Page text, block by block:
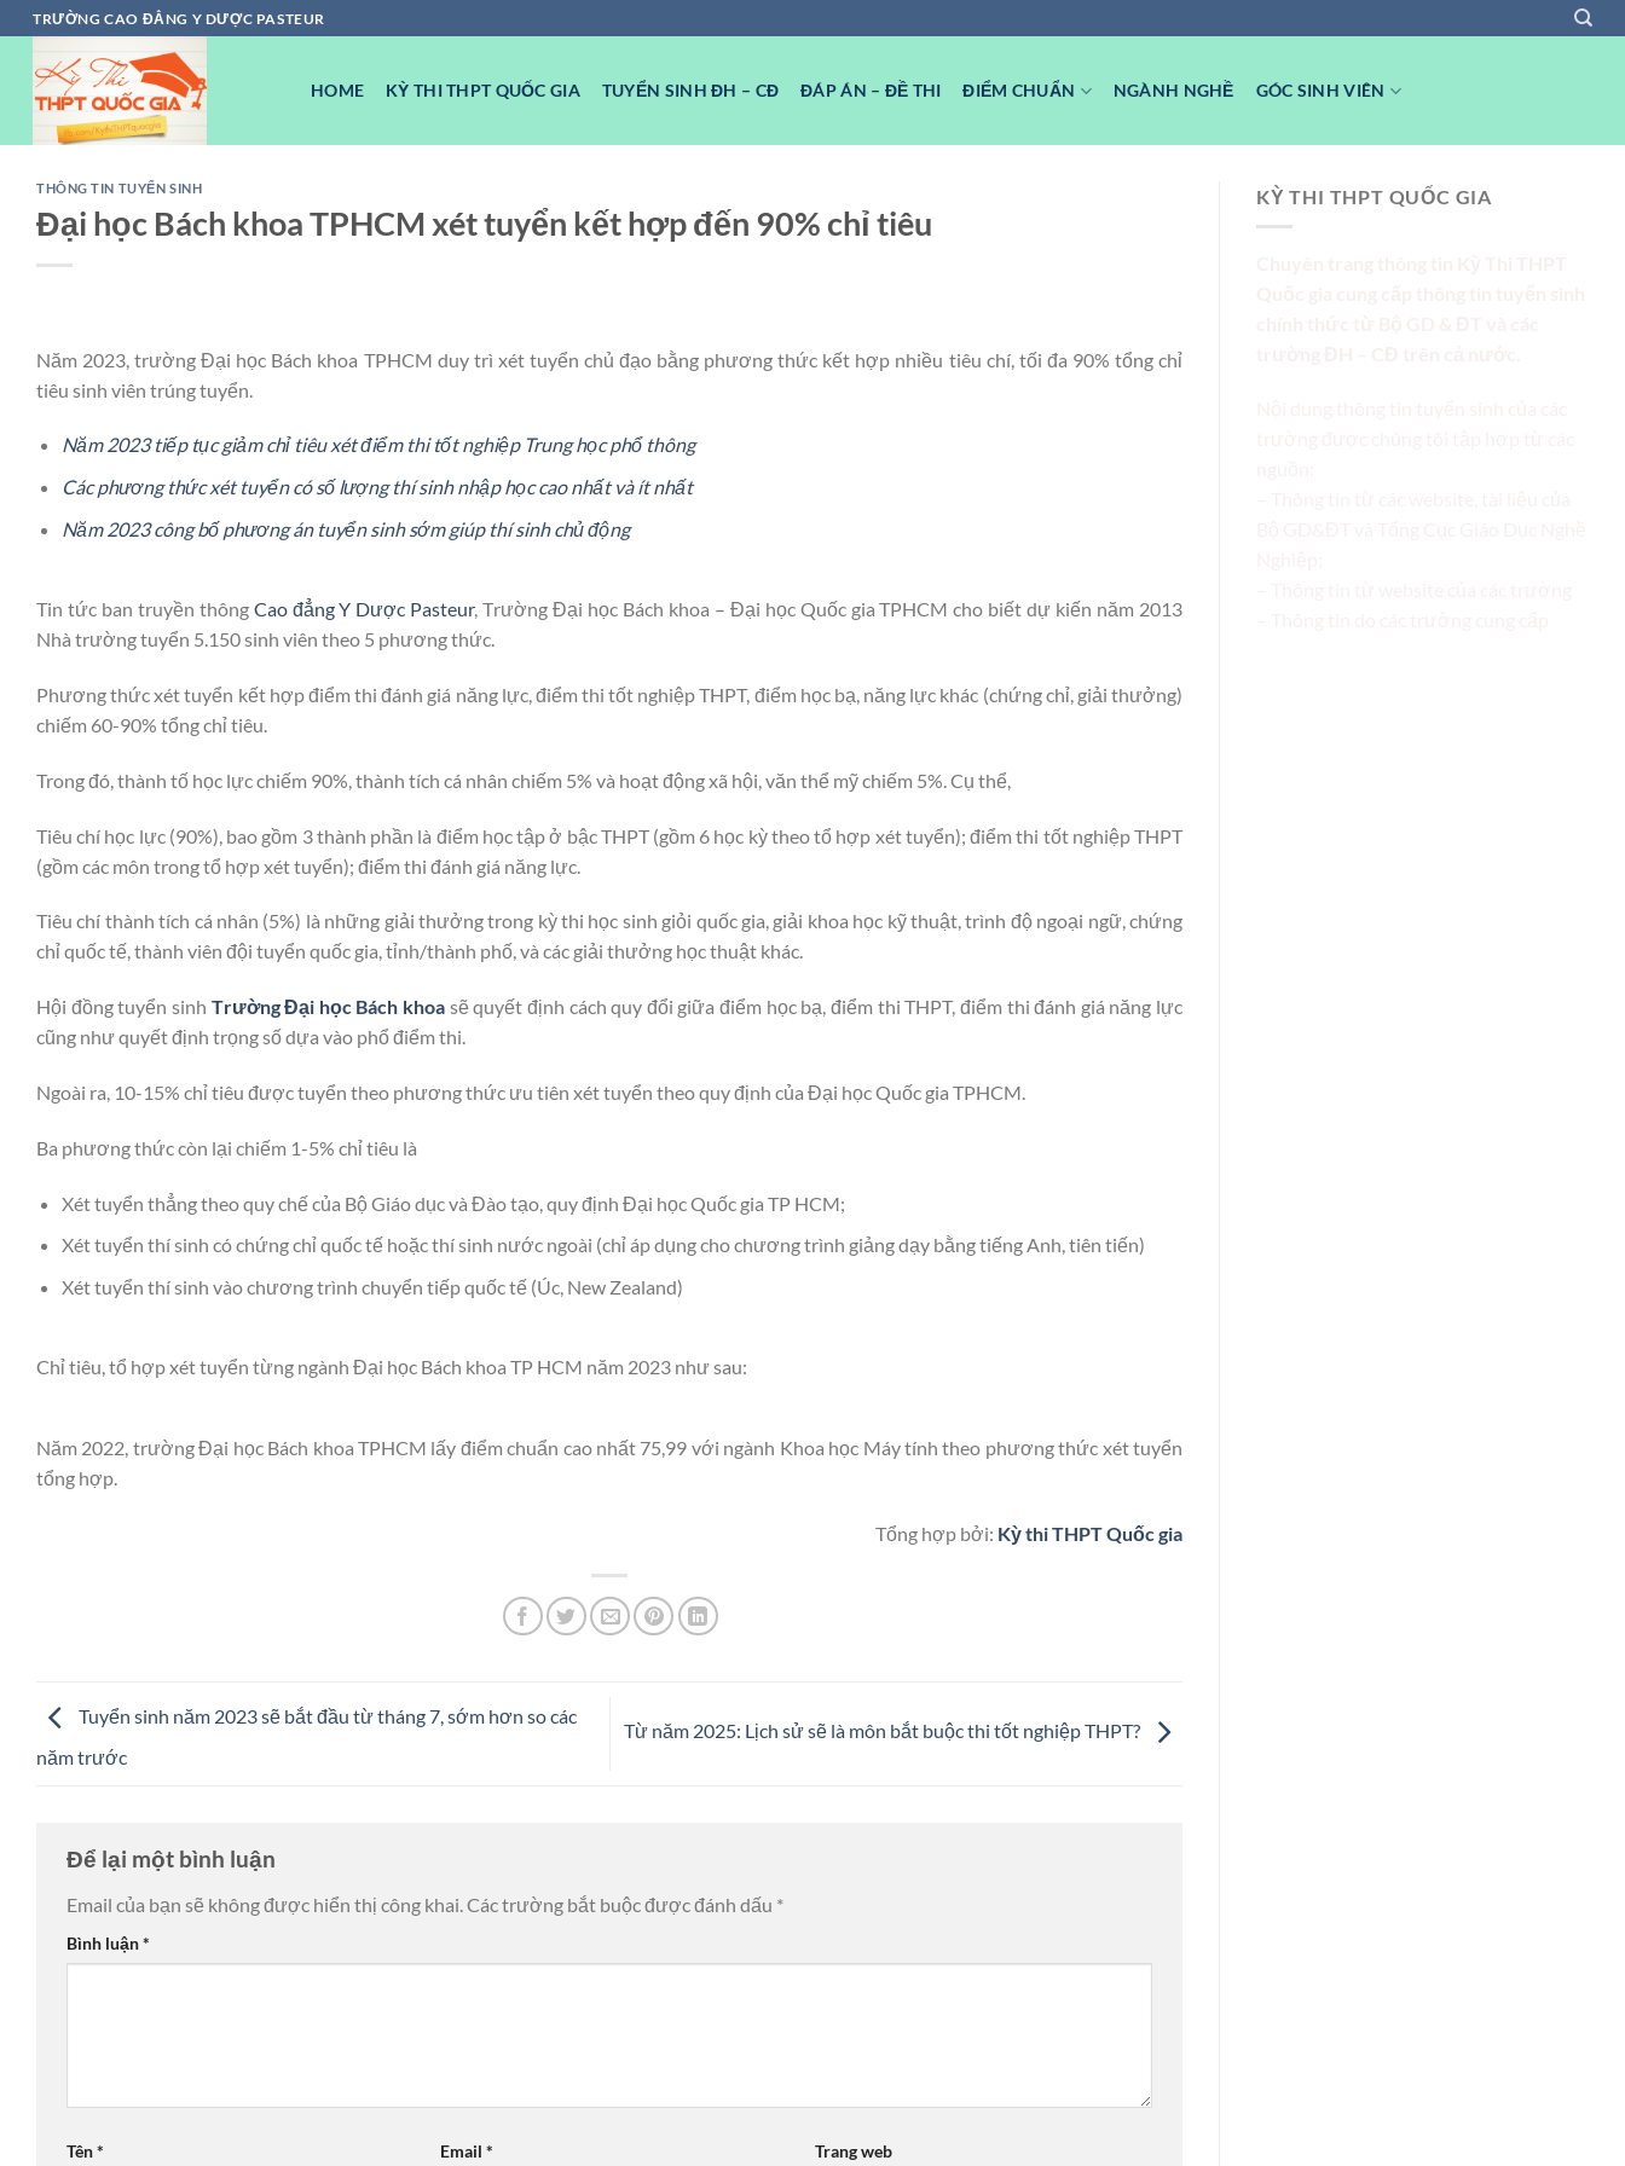
Chuyển
đến
dung
TRƯỜNG CAO ĐẲNG Y DƯỢC PASTEUR
HOME KỲ THI THPT QUỐC GIA TUYỂN SINH ĐH – CĐ ĐÁP ÁN – ĐỀ THI ĐIỂM CHUẨN NGÀNH NGHỀ GÓC SINH VIÊN
THÔNG TIN TUYỂN SINH
Đại học Bách khoa TPHCM xét tuyển kết hợp đến 90% chỉ tiêu
Năm 2023, trường Đại học Bách khoa TPHCM duy trì xét tuyển chủ đạo bằng phương thức kết hợp nhiều tiêu chí, tối đa 90% tổng chỉ
tiêu sinh viên trúng tuyển.
Năm 2023 tiếp tục giảm chỉ tiêu xét điểm thi tốt nghiệp Trung học phổ thông
Các phương thức xét tuyển có số lượng thí sinh nhập học cao nhất và ít nhất
Năm 2023 công bố phương án tuyển sinh sớm giúp thí sinh chủ động
Tin tức ban truyền thông Cao đẳng Y Dược Pasteur, Trường Đại học Bách khoa – Đại học Quốc gia TPHCM cho biết dự kiến năm 2013
Nhà trường tuyển 5.150 sinh viên theo 5 phương thức.
Phương thức xét tuyển kết hợp điểm thi đánh giá năng lực, điểm thi tốt nghiệp THPT, điểm học bạ, năng lực khác (chứng chỉ, giải thưởng)
chiếm 60-90% tổng chỉ tiêu.
Trong đó, thành tố học lực chiếm 90%, thành tích cá nhân chiếm 5% và hoạt động xã hội, văn thể mỹ chiếm 5%. Cụ thể,
Tiêu chí học lực (90%), bao gồm 3 thành phần là điểm học tập ở bậc THPT (gồm 6 học kỳ theo tổ hợp xét tuyển); điểm thi tốt nghiệp THPT
(gồm các môn trong tổ hợp xét tuyển); điểm thi đánh giá năng lực.
Tiêu chí thành tích cá nhân (5%) là những giải thưởng trong kỳ thi học sinh giỏi quốc gia, giải khoa học kỹ thuật, trình độ ngoại ngữ, chứng
chỉ quốc tế, thành viên đội tuyển quốc gia, tỉnh/thành phố, và các giải thưởng học thuật khác.
Hội đồng tuyển sinh Trường Đại học Bách khoa sẽ quyết định cách quy đổi giữa điểm học bạ, điểm thi THPT, điểm thi đánh giá năng lực
cũng như quyết định trọng số dựa vào phổ điểm thi.
Ngoài ra, 10-15% chỉ tiêu được tuyển theo phương thức ưu tiên xét tuyển theo quy định của Đại học Quốc gia TPHCM.
Ba phương thức còn lại chiếm 1-5% chỉ tiêu là
Xét tuyển thẳng theo quy chế của Bộ Giáo dục và Đào tạo, quy định Đại học Quốc gia TP HCM;
Xét tuyển thí sinh có chứng chỉ quốc tế hoặc thí sinh nước ngoài (chỉ áp dụng cho chương trình giảng dạy bằng tiếng Anh, tiên tiến)
Xét tuyển thí sinh vào chương trình chuyển tiếp quốc tế (Úc, New Zealand)
Chỉ tiêu, tổ hợp xét tuyển từng ngành Đại học Bách khoa TP HCM năm 2023 như sau:
Năm 2022, trường Đại học Bách khoa TPHCM lấy điểm chuẩn cao nhất 75,99 với ngành Khoa học Máy tính theo phương thức xét tuyển
tổng hợp.
Tổng hợp bởi: Kỳ thi THPT Quốc gia
Tuyển sinh năm 2023 sẽ bắt đầu từ tháng 7, sớm hơn so các
năm trước
Từ năm 2025: Lịch sử sẽ là môn bắt buộc thi tốt nghiệp THPT?
Để lại một bình luận
Email của bạn sẽ không được hiển thị công khai. Các trường bắt buộc được đánh dấu *
Bình luận*
Tên* Email* Trang web
KỲ THI THPT QUỐC GIA